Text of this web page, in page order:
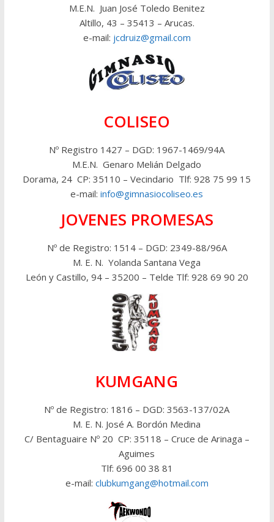
M.E.N. Juan José Toledo Benitez
Altillo, 43 – 35413 – Arucas.
e-mail: jcdruiz@gmail.com
COLISEO
Nº Registro 1427 – DGD: 1967-1469/94A
M.E.N. Genaro Melián Delgado
Dorama, 24 CP: 35110 – Vecindario Tlf: 928 75 99 15
e-mail: info@gimnasiocoliseo.es
JOVENES PROMESAS
Nº de Registro: 1514 – DGD: 2349-88/96A
M. E. N. Yolanda Santana Vega
León y Castillo, 94 – 35200 – Telde Tlf: 928 69 90 20
KUMGANG
Nº de Registro: 1816 – DGD: 3563-137/02A
M. E. N. José A. Bordón Medina
C/ Bentaguaire Nº 20 CP: 35118 – Cruce de Arinaga –
Aguimes
Tlf: 696 00 38 81
e-mail: clubkumgang@hotmail.com